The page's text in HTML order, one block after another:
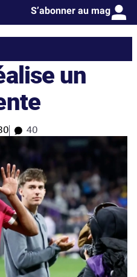
S’abonner au mag
un
40